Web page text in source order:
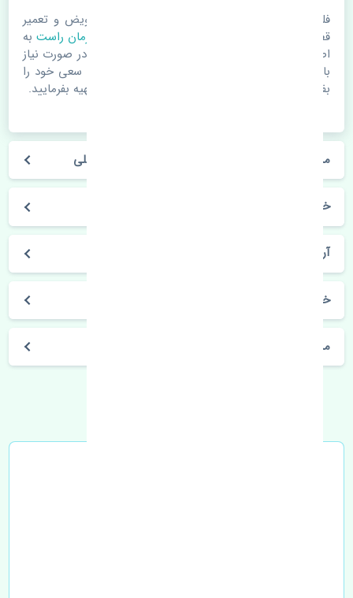
فلذا در صورت خرابی در اسرع زمان نسبت به تعویض و تعمیر
قطعات یدکی اقدام فرمایید. در زمان
خرید قرقری فرمان راست به
اصلی بودن و کیفیت قطعات بسیار توجه بفرمایید. در صورت نیاز
با مکانیک و کارشناسان در این زمینه مشورت کنید. سعی خود را
بفرمایید تا قطعات یدکی را از فروشگاه های معتبر تهیه بفرمایید.
مشخصات فنی قرقری فرمان راست چری آریزو 6 اصلی
خودروسازی چری
آریزو 6
خرید قرقری فرمان راست چری آریزو 6 اصلی
مشخصات فنی اتومبیل